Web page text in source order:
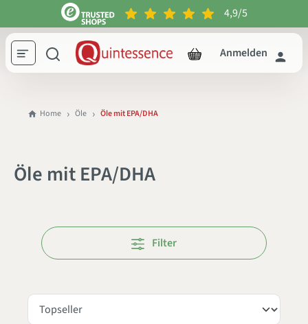
springen 4,9/5
Anmelden
Home Öle Öle mit EPA/DHA
Öle mit EPA/DHA
Filter